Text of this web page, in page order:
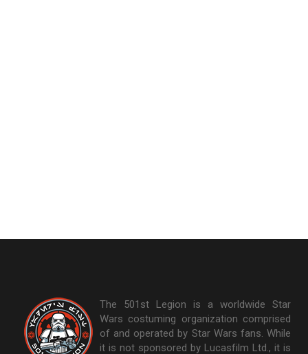
The 501st Legion is a worldwide Star
Wars costuming organization comprised
of and operated by Star Wars fans. While
it is not sponsored by Lucasfilm Ltd., it is